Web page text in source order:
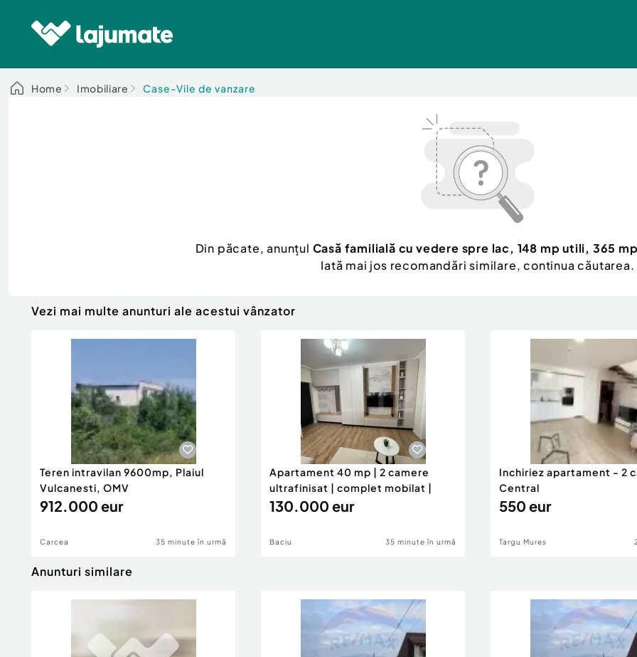
Home Imobiliare Case-Vile de vanzare
Din păcate, anunțul Casă familială cu vedere spre lac, 148 mp utili, 365
Iată mai jos recomandări similare, continua căutarea.
Vezi mai multe anunturi ale acestui vânzator
Teren intravilan 9600mp, Plaiul
Vulcanesti, OMV
912.000 eur
Carcea 35 minute în urmă
Apartament 40 mp | 2 camere
ultrafinisat | complet mobilat |
130.000 eur
Baciu 35 minute în urmă
Inchiriez apartament - 2
Central
550 eur
Targu Mures
Anunturi similare